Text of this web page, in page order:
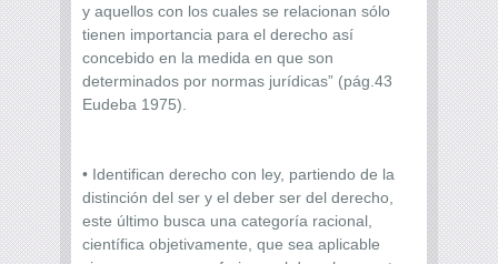
y aquellos con los cuales se relacionan sólo
tienen importancia para el derecho así
concebido en la medida en que son
determinados por normas jurídicas” (pág.43
Eudeba 1975).
• Identifican derecho con ley, partiendo de la
distinción del ser y el deber ser del derecho,
este último busca una categoría racional,
científica objetivamente, que sea aplicable